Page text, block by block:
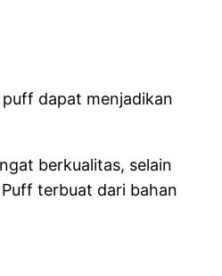
dapat menjadikan
berkualitas, selain
terbuat dari bahan